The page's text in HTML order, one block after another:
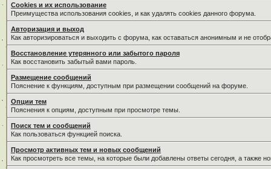
Cookies и их использование
Преимущества использования cookies, и как удалять cookies данного форума.
Авторизация и выход
Как авторизироваться и выходить с форума, как оставаться анонимным и не
Восстановление утерянного или забытого пароля
Как восстановить забытый вами пароль.
Размещение сообщений
Пояснение к функциям, доступным при размещении сообщений на форуме.
Опции тем
Пояснения к опциям, доступным при просмотре темы.
Поиск тем и сообщений
Как пользоваться функцией поиска.
Просмотр активных тем и новых сообщений
Как просмотреть все темы, на которые были добавлены ответы сегодня, а также